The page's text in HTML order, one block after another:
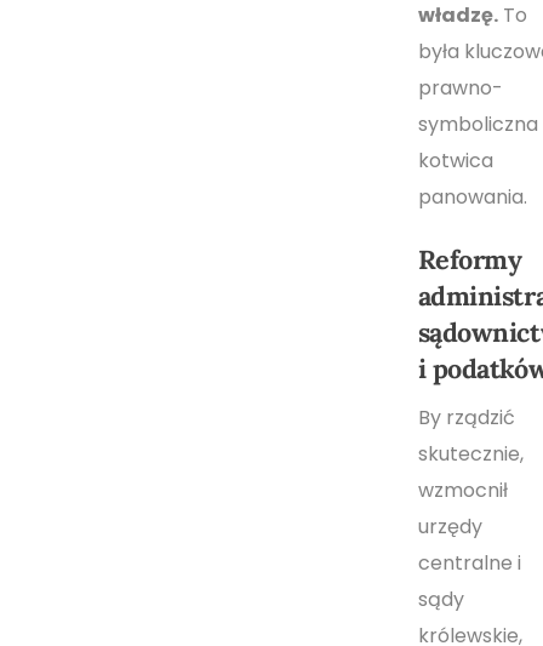
władzę.To
była
prawno-
symboliczna
kotwica
panowania.
Reformy
i
By rządzić
skutecznie,
wzmocnił
urzędy
centralne i
sądy
królewskie,